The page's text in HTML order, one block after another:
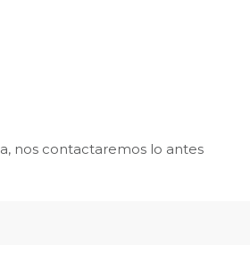
nos contactaremos lo antes